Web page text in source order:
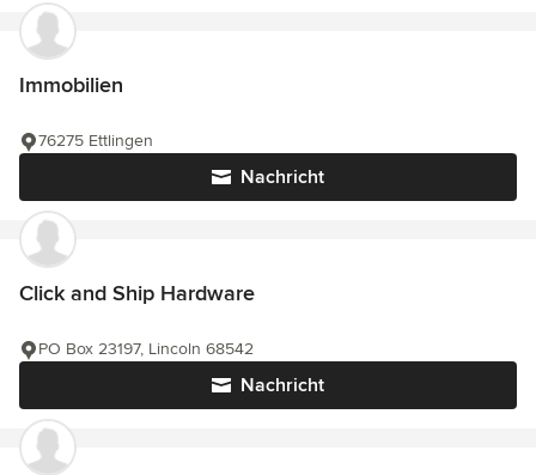
Immobilien
Nachricht
76275 Ettlingen
Click and Ship Hardware
Nachricht
PO Box 23197, Lincoln 68542